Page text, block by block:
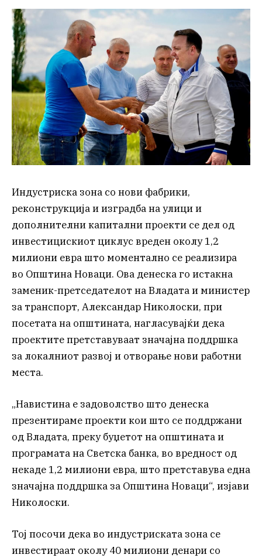
Индустриска зона со нови фабрики,
реконструкција и изградба на улици и
дополнителни капитални проекти се дел од
инвестицискиот циклус вреден околу 1,2
милиони евра што моментално се реализира
во Општина Новаци. Ова денеска го истакна
заменик-претседателот на Владата и министер
за транспорт, Александар Николоски, при
посетата на општината, нагласувајќи дека
проектите претставуваат значајна поддршка
за локалниот развој и отворање нови работни
места.
„Навистина е задоволство што денеска
презентираме проекти кои што се поддржани
од Владата, преку буџетот на општината и
програмата на Светска банка, во вредност од
некаде 1,2 милиони евра, што претставува една
значајна поддршка за Општина Новаци“, изјави
Николоски.
Тој посочи дека во индустриската зона се
инвестираат околу 40 милиони денари со